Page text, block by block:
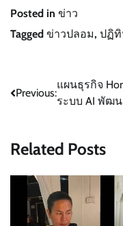
Posted in ข่าว
Tagged ข่าวปลอม, ปฏิทิ
Post
Previous:
แผนธุรกิจ
ระบบ AI พัฒ
Related Posts